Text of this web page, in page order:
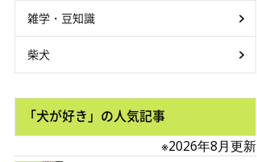
雑学・豆知識
柴犬
「犬が好き」の人気記事
※2026年8月更新